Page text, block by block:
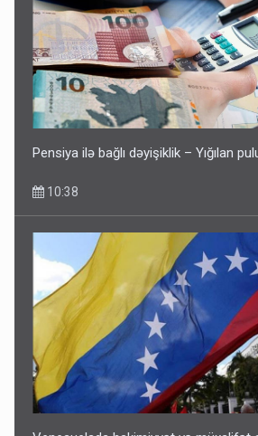
Pensiya ilə bağlı dəyişiklik – Yığılan
10:38